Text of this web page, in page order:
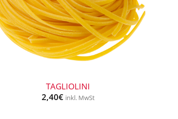
TAGLIOLINI
2,40€ inkl. MwSt